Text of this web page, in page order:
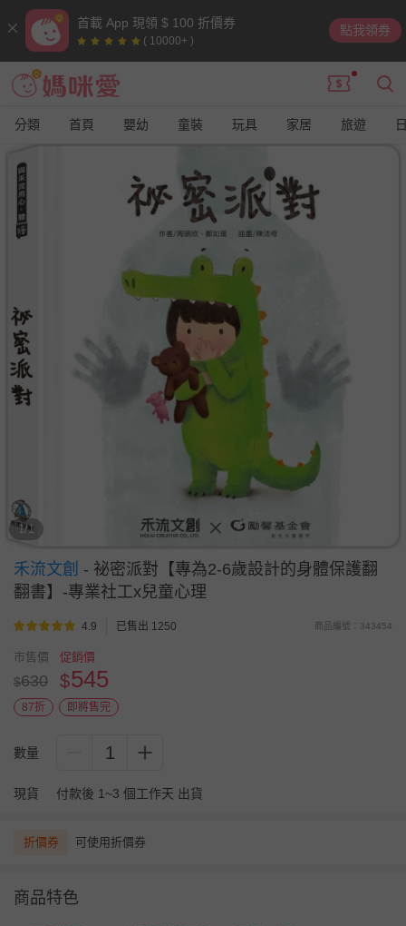
首載 App 現領 $ 100 折價券
( 10000+ )
點我領券
分類 首頁 嬰幼 童裝 玩具 家居 旅遊
1/1
禾流文創 - 祕密派對【專為2-6歲設計的身體保護翻
翻書】-專業社工x兒童心理
4.9 已售出 1250 商品編號：343454
市售價
$630
促銷價
$545
87折 即將售完
數量 1
現貨 付款後 1~3 個工作天 出貨
折價券 可使用折價券
商品特色